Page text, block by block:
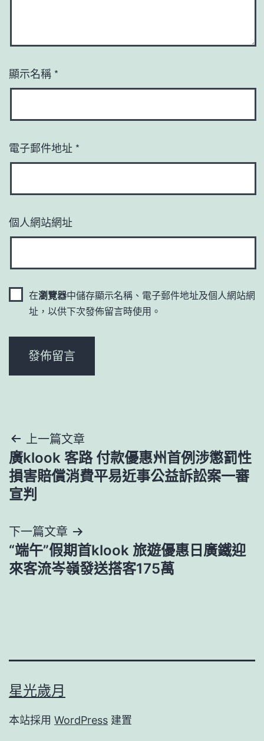
顯示名稱 *
電子郵件地址 *
個人網站網址
在瀏覽器中儲存顯示名稱、電子郵件地址及個人網站網
址，以供下次發佈留言時使用。
文
章
導
覽
上一篇文章
廣klook 客路 付款優惠州首例涉懲罰性
損害賠償消費平易近事公益訴訟案一審
宣判
下一篇文章
“端午”假期首klook 旅遊優惠日廣鐵迎
來客流岑嶺發送搭客175萬
星光歲月
本站採用 WordPress 建置